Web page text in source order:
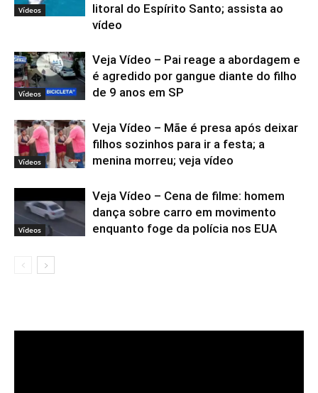
Vídeos
litoral do Espírito Santo; assista ao
vídeo
Vídeos
Veja Vídeo – Pai reage a abordagem e
é agredido por gangue diante do filho
de 9 anos em SP
Vídeos
Veja Vídeo – Mãe é presa após deixar
filhos sozinhos para ir a festa; a
menina morreu; veja vídeo
Vídeos
Veja Vídeo – Cena de filme: homem
dança sobre carro em movimento
enquanto foge da polícia nos EUA